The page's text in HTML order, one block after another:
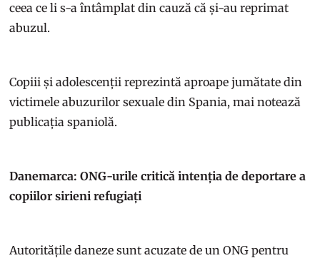
ceea ce li s-a întâmplat din cauză că și-au reprimat
abuzul.
Copiii și adolescenții reprezintă aproape jumătate din
victimele abuzurilor sexuale din Spania, mai notează
publicația spaniolă.
Danemarca: ONG-urile critică intenția de deportare a
copiilor sirieni refugiați
Autoritățile daneze sunt acuzate de un ONG pentru